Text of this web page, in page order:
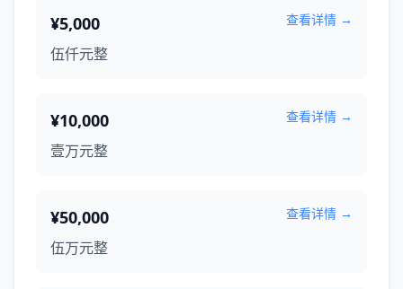
¥5,000 查看详情 →
伍仟元整
¥10,000 查看详情 →
壹万元整
¥50,000 查看详情 →
伍万元整